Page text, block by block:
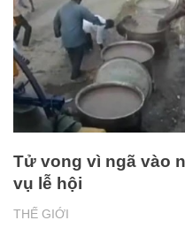
THẾ GIỚI
Tử vong vì ngã vào
vụ lễ hội